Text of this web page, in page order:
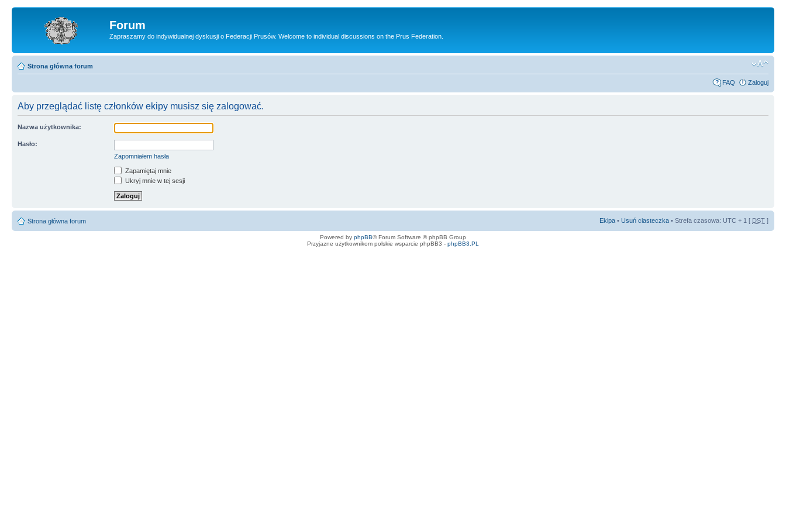
Forum
Zapraszamy do indywidualnej dyskusji o Federacji Prusów. Welcome to individual discussions on the Prus Federation.
Strona główna forum
FAQ Zaloguj
Aby przeglądać listę członków ekipy musisz się zalogować.
Nazwa użytkownika:
Hasło:
Zapomniałem hasła
Zapamiętaj mnie
Ukryj mnie w tej sesji
Strona główna forum Ekipa • Usuń ciasteczka • Strefa czasowa: UTC + 1 [ DST ]
Powered by phpBB® Forum Software © phpBB Group
Przyjazne użytkownikom polskie wsparcie phpBB3 - phpBB3.PL